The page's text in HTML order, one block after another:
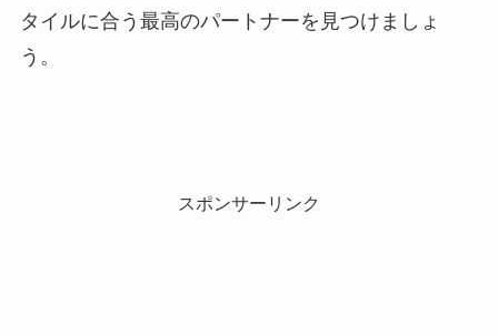
タイルに合う最高のパートナーを見つけましょ
う。
スポンサーリンク